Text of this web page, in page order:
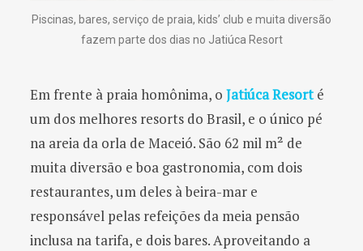
Piscinas, bares, serviço de praia, kids’ club e muita diversão
fazem parte dos dias no Jatiúca Resort
Em frente à praia homônima, o Jatiúca Resorté
um dos melhores resorts do Brasil, e o único pé
na areia da orla de Maceió. São 62 mil m² de
muita diversão e boa gastronomia, com dois
restaurantes, um deles à beira-mar e
responsável pelas refeições da meia pensão
inclusa na tarifa, e dois bares. Aproveitando a